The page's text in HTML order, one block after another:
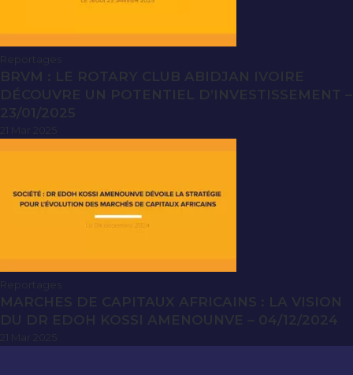
BRVM : LE ROTARY CLUB ABIDJAN IVOIRE
DÉCOUVRE UN POTENTIEL D’INVESTISSEMENT –
23/01/2025
MARCHES DE CAPITAUX AFRICAINS : LA VISION
DU DR EDOH KOSSI AMENOUNVE – 04/12/2024